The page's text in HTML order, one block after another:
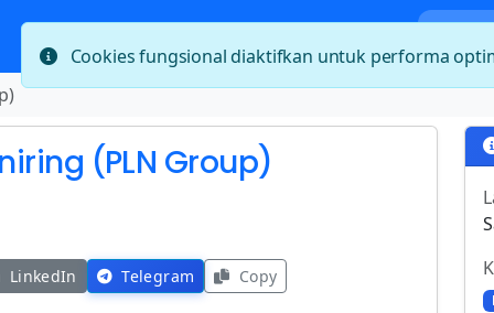
(PLN Group)
LinkedIn Telegram Copy
Cookies fungsional diaktifkan untuk performa